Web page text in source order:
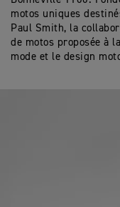
motos uniques
Paul Smith, la
de motos proposée à
mode et le design